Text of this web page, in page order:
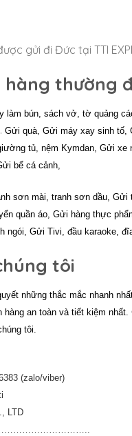
gửi đi Đức tại TTI
thường
làm bún, sách vở, tờ quảng
. Gửi quà, Gửi máy xay sinh tố,
tủ, nệm Kymdan, Gửi
bể cá cảnh,
sơn mài, tranh sơn dầu, Gửi
quần áo, Gửi hàng thực
ngói, Gửi Tivi, đầu karaoke,
tôi
những thắc mắc nhanh
an toàn và tiết kiệm nhất.
tôi.
(zalo/viber)
LTD